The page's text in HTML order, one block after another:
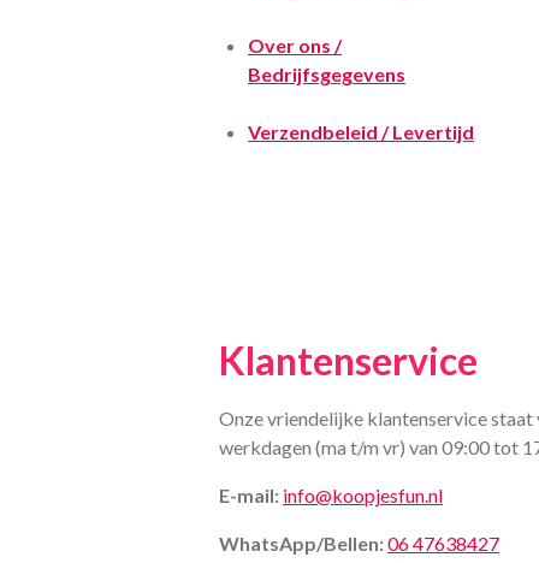
Over ons /
Bedrijfsgegevens
Verzendbeleid / Levertijd
Klantenservice
Onze vriendelijke klantenservice staat
werkdagen (ma t/m vr) van 09:00 tot
E-mail: info@koopjesfun.nl
WhatsApp/Bellen:06 47638427